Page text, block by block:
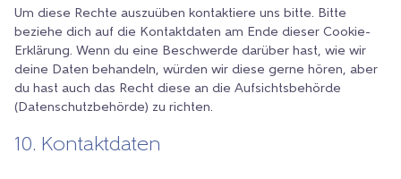
Um diese Rechte auszuüben kontaktiere uns bitte. Bitte
beziehe dich auf die Kontaktdaten am Ende dieser Cookie-
Erklärung. Wenn du eine Beschwerde darüber hast, wie wir
deine Daten behandeln, würden wir diese gerne hören, aber
du hast auch das Recht diese an die Aufsichtsbehörde
(Datenschutzbehörde) zu richten.
10. Kontaktdaten